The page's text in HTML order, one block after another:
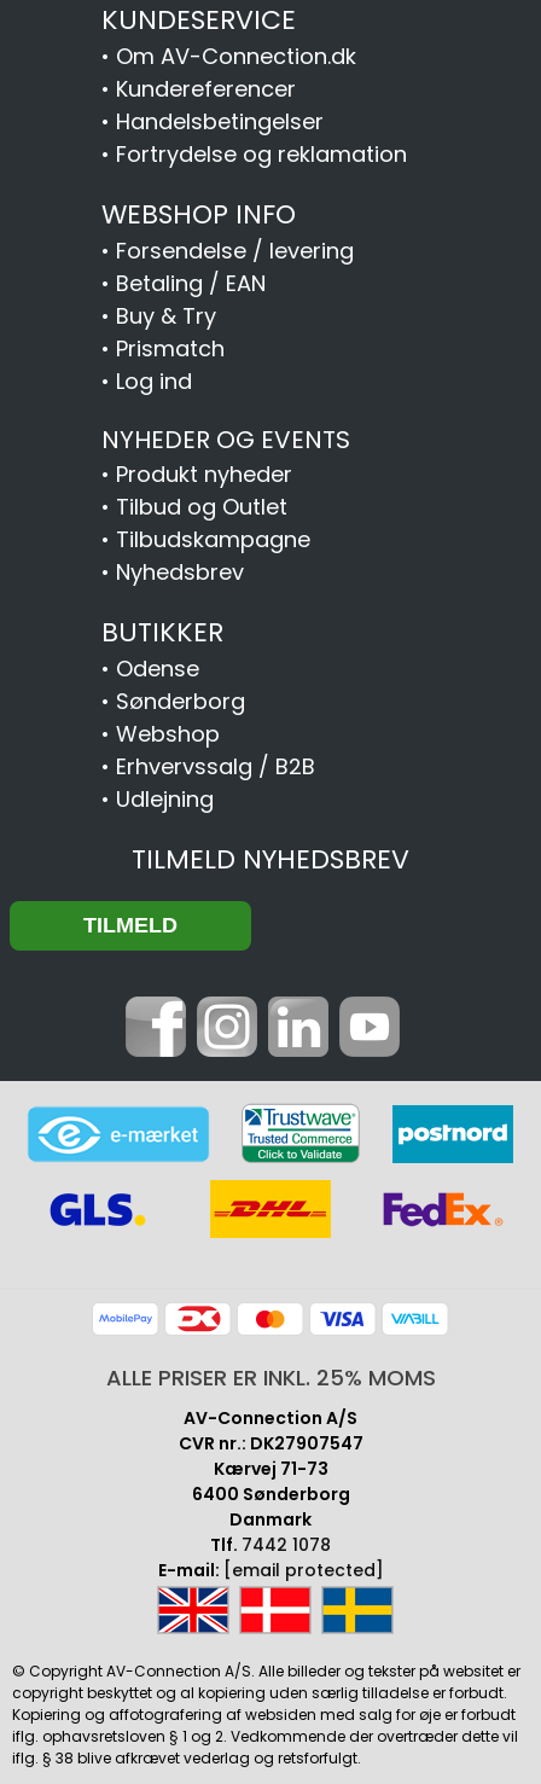
KUNDESERVICE
• Om AV-Connection.dk
• Kundereferencer
• Handelsbetingelser
• Fortrydelse og reklamation
WEBSHOP INFO
• Forsendelse / levering
• Betaling / EAN
• Buy & Try
• Prismatch
• Log ind
NYHEDER OG EVENTS
• Produkt nyheder
• Tilbud og Outlet
• Tilbudskampagne
• Nyhedsbrev
BUTIKKER
• Odense
• Sønderborg
• Webshop
• Erhvervssalg / B2B
• Udlejning
TILMELD NYHEDSBREV
ALLE PRISER ER INKL. 25% MOMS
AV-Connection A/S
CVR nr.: DK27907547
Kærvej 71-73
6400 Sønderborg
Danmark
Tlf. 7442 1078
E-mail: [email protected]
© Copyright AV-Connection A/S. Alle billeder og tekster på websitet er
copyright beskyttet og al kopiering uden særlig tilladelse er forbudt.
Kopiering og affotografering af websiden med salg for øje er forbudt
iflg. ophavsretsloven § 1 og 2. Vedkommende der overtræder dette vil
iflg. § 38 blive afkrævet vederlag og retsforfulgt.